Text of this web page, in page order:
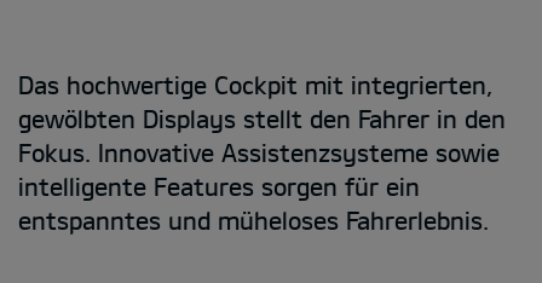
Das hochwertige Cockpit mit integrierten,
gewölbten Displays stellt den Fahrer in den
Fokus. Innovative Assistenzsysteme sowie
intelligente Features sorgen für ein
entspanntes und müheloses Fahrerlebnis.